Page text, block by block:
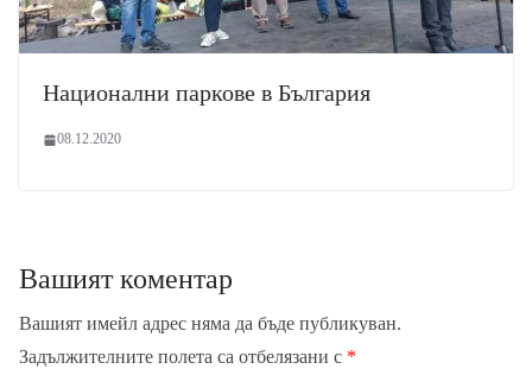
Национални паркове в България
08.12.2020
Вашият коментар
Вашият имейл адрес няма да бъде публикуван.
Задължителните полета са отбелязани с *